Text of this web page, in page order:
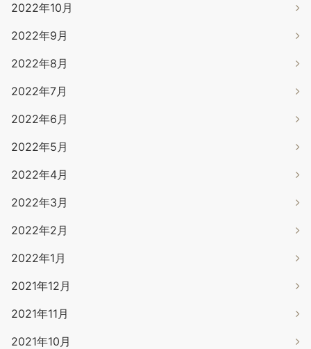
2022年10月
2022年9月
2022年8月
2022年7月
2022年6月
2022年5月
2022年4月
2022年3月
2022年2月
2022年1月
2021年12月
2021年11月
2021年10月